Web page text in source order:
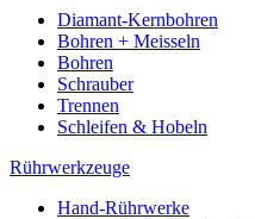
Diamant-Kernbohren
Bohren + Meisseln
Bohren
Schrauber
Trennen
Schleifen & Hobeln
Rührwerkzeuge
Hand-Rührwerke